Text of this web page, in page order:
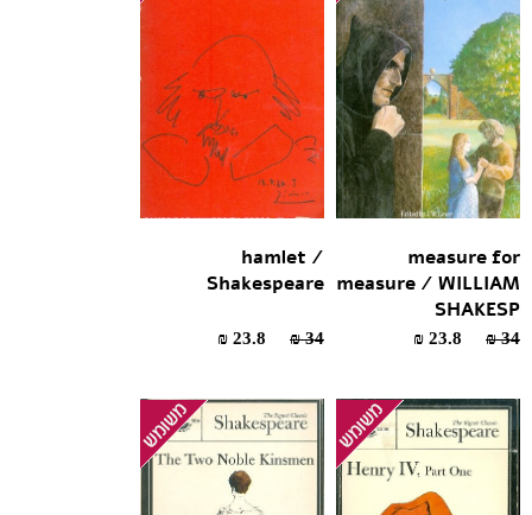
measure for
measure / WILLIAM
SHAKESP
34 ₪
hamlet /
Shakespeare
34 ₪